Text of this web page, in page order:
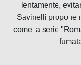
lentamente,
Savinelli propone
come la serie